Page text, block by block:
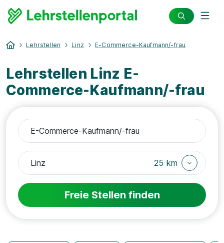
Lehrstellen Linz E-Commerce-Kaufmann/-frau
Lehrstellen Linz E-
Commerce-Kaufmann/-frau
25 km
Freie Stellen finden